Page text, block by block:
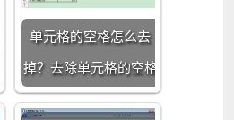
单元格的空格怎么去
掉？去除单元格的空格